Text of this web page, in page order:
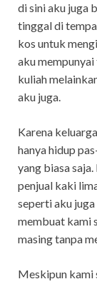
di sini aku juga
tinggal di
kos untuk
aku
kuliah
aku juga.
Karena
hanya hidup
yang biasa
penjual kaki
seperti aku
membuat kami
masing tanpa
Meskipun kami